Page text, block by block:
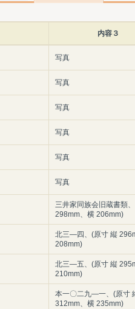
内容３
写真
写真
写真
写真
写真
写真
三井家同族会旧蔵書類
298mm、横 206mm)
北三―四、(原寸 縦
208mm)
北三―五、(原寸 縦
210mm)
本一〇二九―一、(原寸
312mm、横 235mm)